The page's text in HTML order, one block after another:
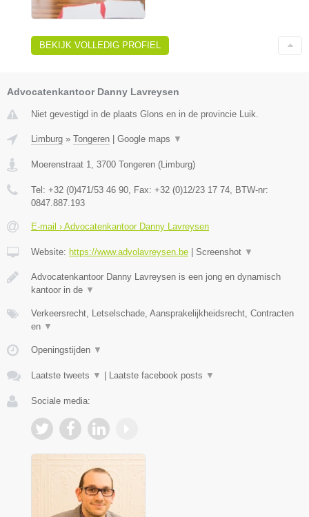
BEKIJK VOLLEDIG PROFIEL
Advocatenkantoor Danny Lavreysen
Niet gevestigd in de plaats Glons en in de provincie Luik.
Limburg » Tongeren Google maps ▼
Moerenstraat 1 3700 Tongeren ( Limburg)
Tel: +32 (0)471/53 46 90 , Fax: +32 (0)12/23 17 74 , BTW-nr:
0847.887.193
E-mail › Advocatenkantoor Danny Lavreysen
Website: https://www.advolavreysen.be Screenshot ▼
Advocatenkantoor Danny Lavreysen is een jong en dynamisch
kantoor in de ▼
Verkeersrecht, Letselschade, Aansprakelijkheidsrecht, Contracten
en ▼
Openingstijden ▼
Laatste tweets ▼ Laatste facebook posts ▼
Sociale media: